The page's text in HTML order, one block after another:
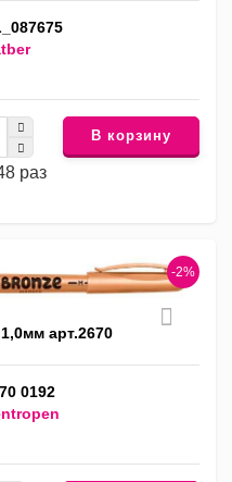
раз
В корзину
-2%
арт.2670
0192